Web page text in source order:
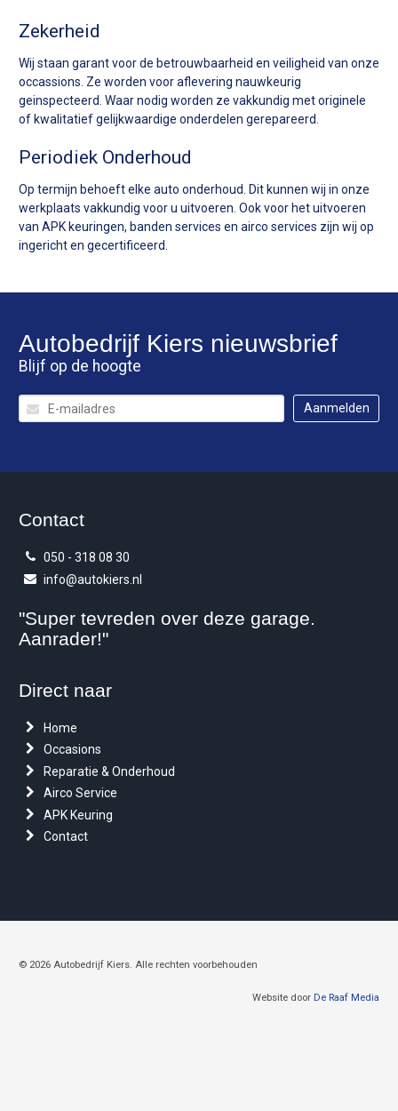
Zekerheid
Wij staan garant voor de betrouwbaarheid en veiligheid van onze
occassions. Ze worden voor aflevering nauwkeurig
geinspecteerd. Waar nodig worden ze vakkundig met originele
of kwalitatief gelijkwaardige onderdelen gerepareerd.
Periodiek Onderhoud
Op termijn behoeft elke auto onderhoud. Dit kunnen wij in onze
werkplaats vakkundig voor u uitvoeren. Ook voor het uitvoeren
van APK keuringen, banden services en airco services zijn wij op
ingericht en gecertificeerd.
Autobedrijf Kiers nieuwsbrief
Blijf op de hoogte
Contact
050 - 318 08 30
info@autokiers.nl
"Super tevreden over deze garage.
Aanrader!"
Direct naar
Home
Occasions
Reparatie & Onderhoud
Airco Service
APK Keuring
Contact
© 2026 Autobedrijf Kiers. Alle rechten voorbehouden
Website door De Raaf Media